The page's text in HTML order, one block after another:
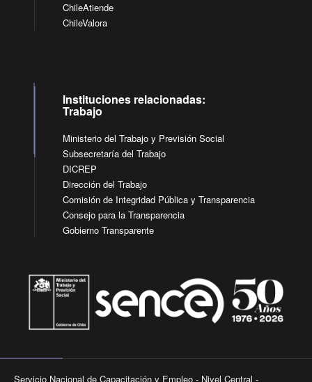
ChileAtiende
ChileValora
Instituciones relacionadas:
Trabajo
Ministerio del Trabajo y Previsión Social
Subsecretaría del Trabajo
DICREP
Dirección del Trabajo
Comisión de Integridad Pública y Transparencia
Consejo para la Transparencia
Gobierno Transparente
Servicio Nacional de Capacitación y Empleo - Nivel Central -